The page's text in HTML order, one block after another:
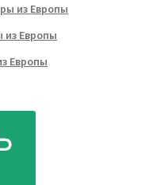
из Европы
из Европы
Европы